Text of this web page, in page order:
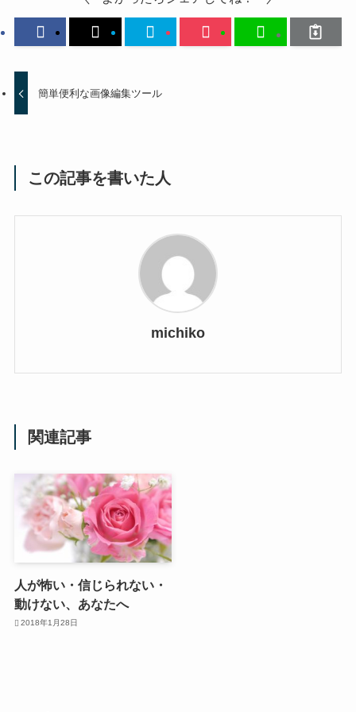
簡単便利な画像編集ツール
この記事を書いた人
michiko
関連記事
人が怖い・信じられない・
動けない、あなたへ
2018年1月28日